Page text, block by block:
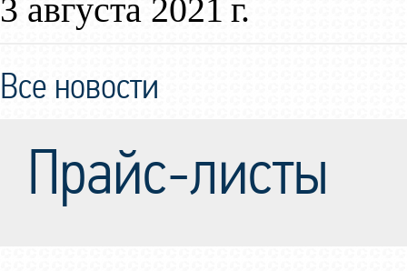
3 августа 2021 г.
Все новости
Прайс-листы